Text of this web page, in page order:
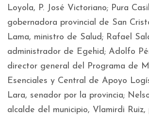
Loyola, P. José Victoriano; Pura
gobernadora provincial de San
Lama, ministro de Salud; Rafael
administrador de Egehid; Adolfo
director general del Programa de
Esenciales y Central de Apoyo
Lara, senador por la provincia;
alcalde del municipio, Vlamirdi